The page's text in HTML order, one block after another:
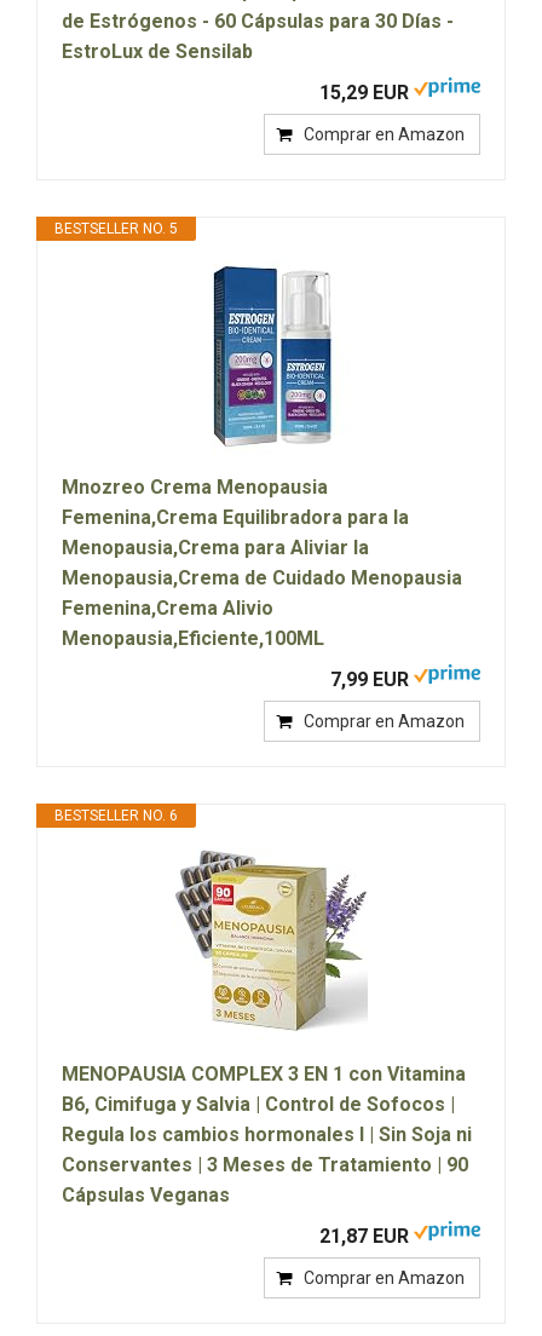
de Estrógenos - 60 Cápsulas para 30 Días -
EstroLux de Sensilab
15,29 EUR
Comprar en Amazon
BESTSELLER NO. 5
Mnozreo Crema Menopausia
Femenina,Crema Equilibradora para la
Menopausia,Crema para Aliviar la
Menopausia,Crema de Cuidado Menopausia
Femenina,Crema Alivio
Menopausia,Eficiente,100ML
7,99 EUR
Comprar en Amazon
BESTSELLER NO. 6
MENOPAUSIA COMPLEX 3 EN 1 con Vitamina
B6, Cimifuga y Salvia | Control de Sofocos |
Regula los cambios hormonales l | Sin Soja ni
Conservantes | 3 Meses de Tratamiento | 90
Cápsulas Veganas
21,87 EUR
Comprar en Amazon